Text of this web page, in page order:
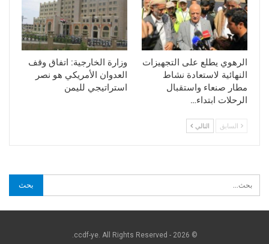
الرهوي يطلع على التجهيزات
النهائية لاستعادة نشاط
مطار صنعاء واستقبال
الرحلات ابتداء…
وزارة الخارجية: اتفاق وقف
العدوان الأمريكي هو نصر
استراتيجي لليمن
السابق التالي
© 2026 - ccdf-ye. All Rights Reserved.